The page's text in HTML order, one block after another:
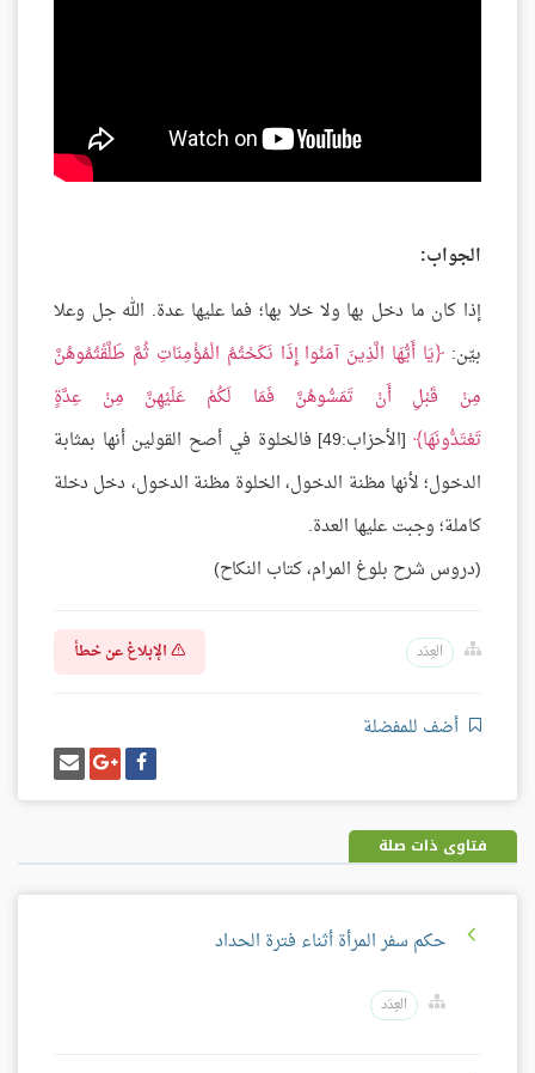
الجواب:
إذا كان ما دخل بها ولا خلا بها؛ فما عليها عدة. الله جل وعلا
بيّن: يَا أَيُّهَا الَّذِينَ آمَنُوا إِذَا نَكَحْتُمُ الْمُؤْمِنَاتِ ثُمَّ طَلَّقْتُمُوهُنَّ
مِنْ قَبْلِ أَنْ تَمَسُّوهُنَّ فَمَا لَكُمْ عَلَيْهِنَّ مِنْ عِدَّةٍ
تَعْتَدُّونَهَا
[الأحزاب:49] فالخلوة في أصح القولين أنها بمثابة
الدخول؛ لأنها مظنة الدخول، الخلوة مظنة الدخول، دخل دخلة
كاملة؛ وجبت عليها العدة.
(دروس شرح بلوغ المرام، كتاب النكاح)
العِدَد الإبلاغ عن خطأ
أضف للمفضلة
شارك
على
فيسبوك
شارك
على
غوغل
بلس
إرسل
إيميل
فتاوى ذات صلة
حكم سفر المرأة أثناء فترة الحداد
العِدَد